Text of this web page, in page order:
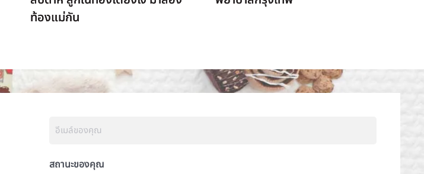
ท้องแม่กัน
สถานะของคุณ